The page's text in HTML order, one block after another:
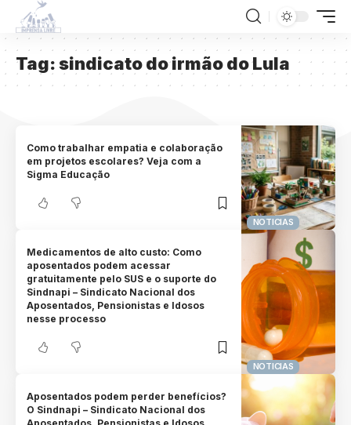
Tag:sindicato do irmão do Lula
NOTICIAS
Como trabalhar empatia e colaboração
em projetos escolares? Veja com a
Sigma Educação
NOTICIAS
Medicamentos de alto custo: Como
aposentados podem acessar
gratuitamente pelo SUS e o suporte do
Sindnapi – Sindicato Nacional dos
Aposentados, Pensionistas e Idosos
nesse processo
Aposentados podem perder benefícios?
O Sindnapi – Sindicato Nacional dos